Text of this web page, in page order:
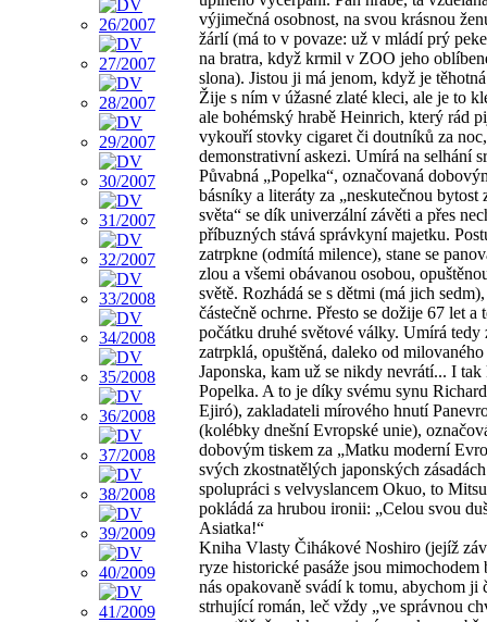
výjimečná osobnost, na svou krásnou
žárlí (má to v povaze: už v mládí prý
na bratra, když krmil v ZOO jeho
slona). Jistou ji má jenom, když je
Žije s ním v úžasné zlaté kleci, ale je to
ale bohémský hrabě Heinrich, který rád
vykouří stovky cigaret či doutníků za
demonstrativní askezi. Umírá na selhání
Půvabná „Popelka“, označovaná
básníky a literáty za „neskutečnou bytost
světa“ se dík univerzální závěti a přes
příbuzných stává správkyní majetku.
zatrpkne (odmítá milence), stane se
zlou a všemi obávanou osobou,
světě. Rozhádá se s dětmi (má jich
částečně ochrne. Přesto se dožije 67 let a
počátku druhé světové války. Umírá tedy
zatrpklá, opuštěná, daleko od milovaného
Japonska, kam už se nikdy nevrátí... I tak
Popelka. A to je díky svému synu
Ejiró), zakladateli mírového hnutí
(kolébky dnešní Evropské unie),
dobovým tiskem za „Matku moderní
svých zkostnatělých japonských
spolupráci s velvyslancem Okuo, to
pokládá za hrubou ironii: „Celou svou
Asiatka!“
Kniha Vlasty Čihákové Noshiro (jejíž
ryze historické pasáže jsou mimochodem
nás opakovaně svádí k tomu, abychom ji
strhující román, leč vždy „ve správnou